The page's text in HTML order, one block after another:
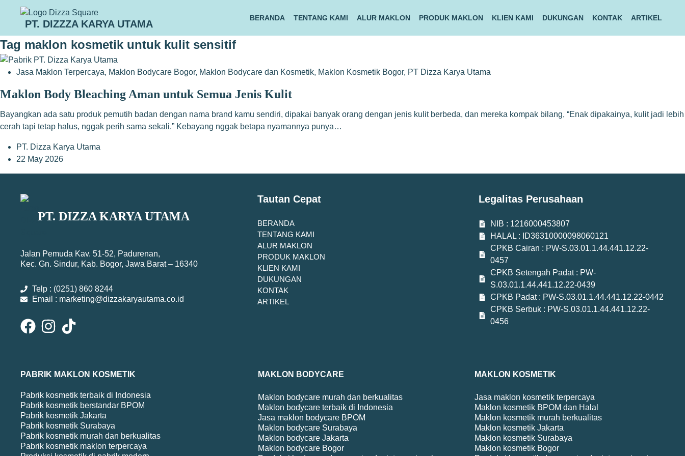
PT. DIZZZA KARYA UTAMA
BERANDA TENTANG KAMI ALUR MAKLON PRODUK MAKLON KLIEN KAMI DUKUNGAN KONTAK ARTIKEL
Tag maklon kosmetik untuk kulit sensitif
Jasa Maklon Terpercaya, Maklon Bodycare Bogor, Maklon Bodycare dan Kosmetik, Maklon Kosmetik Bogor, PT Dizza Karya Utama
Maklon Body Bleaching Aman untuk Semua Jenis Kulit
Bayangkan ada satu produk pemutih badan dengan nama brand kamu sendiri, dipakai banyak orang dengan jenis kulit berbeda, dan mereka kompak bilang, “Enak dipakainya, kulit jadi lebih
cerah tapi tetap halus, nggak perih sama sekali.” Kebayang nggak betapa nyamannya punya…
PT. Dizza Karya Utama
22 May 2026
PT. DIZZA KARYA UTAMA
Jalan Pemuda Kav. 51-52, Padurenan,
Kec. Gn. Sindur, Kab. Bogor, Jawa Barat – 16340
Telp : (0251) 860 8244
Email : marketing@dizzakaryautama.co.id
Tautan Cepat
BERANDA
TENTANG KAMI
ALUR MAKLON
PRODUK MAKLON
KLIEN KAMI
DUKUNGAN
KONTAK
ARTIKEL
Legalitas Perusahaan
NIB : 1216000453807
HALAL : ID36310000098060121
CPKB Cairan : PW-S.03.01.1.44.441.12.22-
0457
CPKB Setengah Padat : PW-
S.03.01.1.44.441.12.22-0439
CPKB Padat : PW-S.03.01.1.44.441.12.22-0442
CPKB Serbuk : PW-S.03.01.1.44.441.12.22-
0456
PABRIK MAKLON KOSMETIK
Pabrik kosmetik terbaik di Indonesia
Pabrik kosmetik berstandar BPOM
Pabrik kosmetik Jakarta
Pabrik kosmetik Surabaya
Pabrik kosmetik murah dan berkualitas
Pabrik kosmetik maklon terpercaya
MAKLON BODYCARE
Maklon bodycare murah dan berkualitas
Maklon bodycare terbaik di Indonesia
Jasa maklon bodycare BPOM
Maklon bodycare Surabaya
Maklon bodycare Jakarta
Maklon bodycare Bogor
MAKLON KOSMETIK
Jasa maklon kosmetik terpercaya
Maklon kosmetik BPOM dan Halal
Maklon kosmetik murah berkualitas
Maklon kosmetik Jakarta
Maklon kosmetik Surabaya
Maklon kosmetik Bogor